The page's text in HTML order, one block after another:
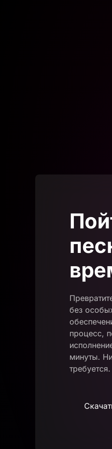
без
процесс,
минуты.
требуется.